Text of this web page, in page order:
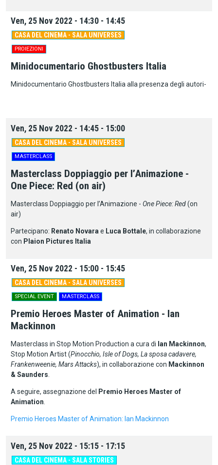
Ven, 25 Nov 2022 - 14:30 - 14:45
CASA DEL CINEMA - SALA UNIVERSES
PROIEZIONI
Minidocumentario Ghostbusters Italia
Minidocumentario Ghostbusters Italia alla presenza degli autori-
Ven, 25 Nov 2022 - 14:45 - 15:00
CASA DEL CINEMA - SALA UNIVERSES
MASTERCLASS
Masterclass Doppiaggio per l’Animazione -
One Piece: Red (on air)
Masterclass Doppiaggio per l’Animazione - One Piece: Red(on
air)
Partecipano: Renato Novara e Luca Bottale, in collaborazione
con Plaion Pictures Italia
Ven, 25 Nov 2022 - 15:00 - 15:45
CASA DEL CINEMA - SALA UNIVERSES
SPECIAL EVENT MASTERCLASS
Premio Heroes Master of Animation - Ian
Mackinnon
Masterclass in Stop Motion Production a cura di Ian Mackinnon,
Stop Motion Artist (Pinocchio, Isle of Dogs, La sposa cadavere,
Frankenweenie, Mars Attacks), in collaborazione con Mackinnon
& Saunders
A seguire, assegnazione del
Premio Heroes Master of
Animation
Premio Heroes Master of Animation: Ian Mackinnon
Ven, 25 Nov 2022 - 15:15 - 17:15
CASA DEL CINEMA - SALA STORIES